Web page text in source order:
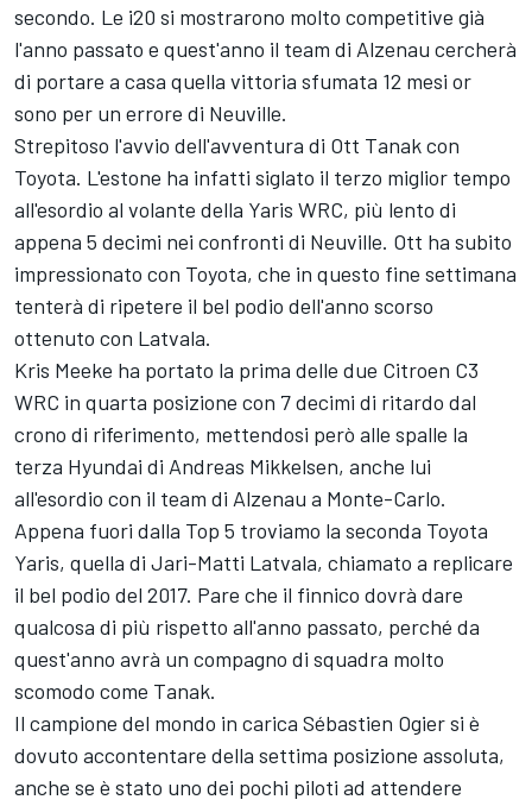
secondo. Le i20 si mostrarono molto competitive già
l'anno passato e quest'anno il team di Alzenau cercherà
di portare a casa quella vittoria sfumata 12 mesi or
sono per un errore di Neuville.
Strepitoso l'avvio dell'avventura di Ott Tanak con
Toyota. L'estone ha infatti siglato il terzo miglior tempo
all'esordio al volante della Yaris WRC, più lento di
appena 5 decimi nei confronti di Neuville. Ott ha subito
impressionato con Toyota, che in questo fine settimana
tenterà di ripetere il bel podio dell'anno scorso
ottenuto con Latvala.
Kris Meeke ha portato la prima delle due Citroen C3
WRC in quarta posizione con 7 decimi di ritardo dal
crono di riferimento, mettendosi però alle spalle la
terza Hyundai di Andreas Mikkelsen, anche lui
all'esordio con il team di Alzenau a Monte-Carlo.
Appena fuori dalla Top 5 troviamo la seconda Toyota
Yaris, quella di Jari-Matti Latvala, chiamato a replicare
il bel podio del 2017. Pare che il finnico dovrà dare
qualcosa di più rispetto all'anno passato, perché da
quest'anno avrà un compagno di squadra molto
scomodo come Tanak.
Il campione del mondo in carica Sébastien Ogier si è
dovuto accontentare della settima posizione assoluta,
anche se è stato uno dei pochi piloti ad attendere